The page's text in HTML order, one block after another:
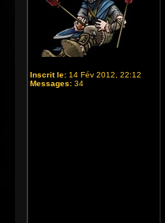
Inscrit le: 14 Fév 2012, 22:12
Messages: 34